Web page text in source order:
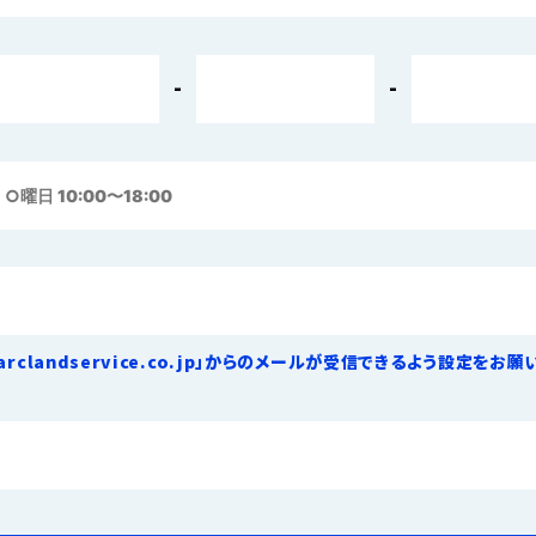
- -
」からのメールが受信できるよう設定をお願い